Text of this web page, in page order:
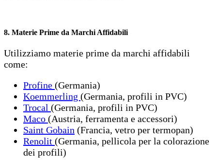
8. Materie Prime da Marchi Affidabili
Utilizziamo materie prime da marchi affidabili
come:
Profine (Germania)
Koemmerling (Germania, profili in PVC)
Trocal (Germania, profili in PVC)
Maco (Austria, ferramenta e accessori)
Saint Gobain (Francia, vetro per termopan)
Renolit (Germania, pellicola per la colorazione
dei profili)